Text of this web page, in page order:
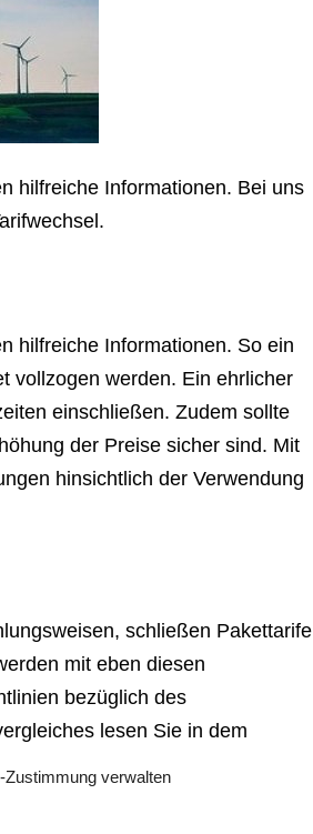
Zustimmung verwalten
hilfreiche Informationen. Bei uns
hilfreiche Informationen. So ein
vollzogen werden. Ein ehrlicher
einschließen. Zudem sollte
der Preise sicher sind. Mit
hinsichtlich der Verwendung
schließen Pakettarife
mit eben diesen
bezüglich des
lesen Sie in dem
Strompartner bieten dem
den Stromlieferanten